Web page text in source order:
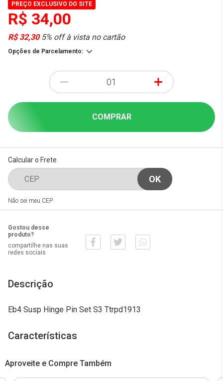
PREÇO EXCLUSIVO DO SITE
R$ 34,00
R$ 32,305% off à vista no cartão
Opções de Parcelamento:
- +
COMPRAR
Calcular o Frete
Não sei meu CEP
Gostou desse
produto?
compartilhe nas suas
redes sociais
Descrição
Eb4 Susp Hinge Pin Set S3 Ttrpd1913
Características
Aproveite e Compre Também